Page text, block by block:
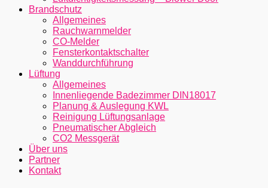
Brandschutz
Allgemeines
Rauchwarnmelder
CO-Melder
Fensterkontaktschalter
Wanddurchführung
Lüftung
Allgemeines
Innenliegende Badezimmer DIN18017
Planung & Auslegung KWL
Reinigung Lüftungsanlage
Pneumatischer Abgleich
CO2 Messgerät
Über uns
Partner
Kontakt